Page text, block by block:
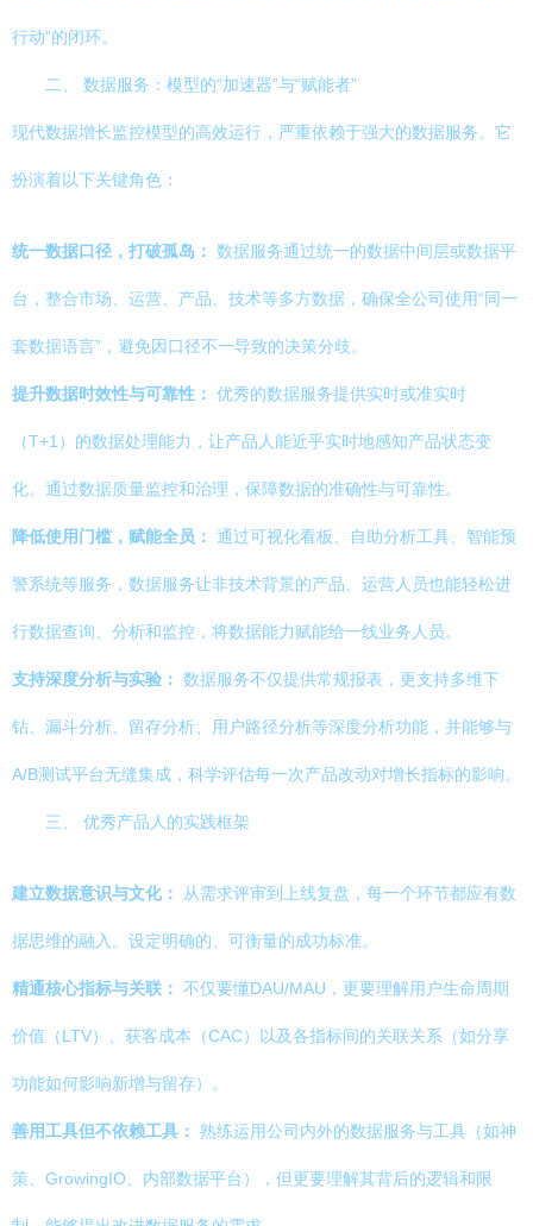
行动”的闭环。
二、 数据服务：模型的“加速器”与“赋能者”
现代数据增长监控模型的高效运行，严重依赖于强大的数据服务。它
扮演着以下关键角色：
统一数据口径，打破孤岛： 数据服务通过统一的数据中间层或数据平
台，整合市场、运营、产品、技术等多方数据，确保全公司使用“同一
套数据语言”，避免因口径不一导致的决策分歧。
提升数据时效性与可靠性： 优秀的数据服务提供实时或准实时
（T+1）的数据处理能力，让产品人能近乎实时地感知产品状态变
化。通过数据质量监控和治理，保障数据的准确性与可靠性。
降低使用门槛，赋能全员： 通过可视化看板、自助分析工具、智能预
警系统等服务，数据服务让非技术背景的产品、运营人员也能轻松进
行数据查询、分析和监控，将数据能力赋能给一线业务人员。
支持深度分析与实验： 数据服务不仅提供常规报表，更支持多维下
钻、漏斗分析、留存分析、用户路径分析等深度分析功能，并能够与
A/B测试平台无缝集成，科学评估每一次产品改动对增长指标的影响。
三、 优秀产品人的实践框架
建立数据意识与文化： 从需求评审到上线复盘，每一个环节都应有数
据思维的融入。设定明确的、可衡量的成功标准。
精通核心指标与关联： 不仅要懂DAU/MAU，更要理解用户生命周期
价值（LTV）、获客成本（CAC）以及各指标间的关联关系（如分享
功能如何影响新增与留存）。
善用工具但不依赖工具： 熟练运用公司内外的数据服务与工具（如神
策、GrowingIO、内部数据平台），但更要理解其背后的逻辑和限